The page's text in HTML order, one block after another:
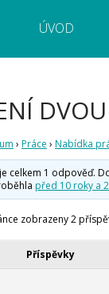
HWKITCHEN
o bastlení a
ÚVOD
› Práce › Nabídka
celkem 1 odpověď.
před 10 roky a
zobrazeny 2
Příspěvky